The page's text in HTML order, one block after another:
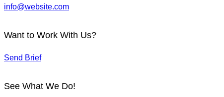
info@website.com
Want to Work With Us?
Send Brief
See What We Do!